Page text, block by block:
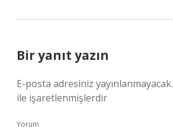
Bir yanıt yazın
E-posta adresiniz yayınlanmayacak.
ile işaretlenmişlerdir
Yorum